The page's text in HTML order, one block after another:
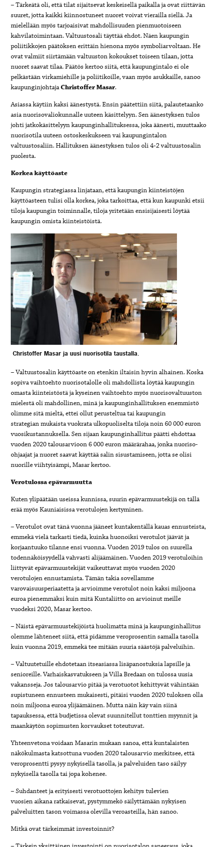
– Tärkeätä oli, että tilat sijaitsevat keskeisellä paikalla ja ovat riittävän
suuret, jotta kaikki kiinnostuneet nuoret voivat vierailla siellä. Ja
mielellään myös tarjoaisivat mahdollisuuden pienmuotoiseen
kahvilatoimintaan. Valtuustosali täyttää ehdot. Näen kaupungin
poliitikkojen päätöksen erittäin hienona myös symboliarvoltaan. He
ovat valmiit siirtämään valtuuston kokoukset toiseen tilaan, jotta
nuoret saavat tilaa. Päätös kertoo siitä, että kaupungintalo ei ole
pelkästään virkamiehille ja poliitikoille, vaan myös asukkaille, sanoo
kaupunginjohtajaChristoffer Masar.
Asiassa käytiin kaksi äänestystä. Ensin päätettiin siitä, palautetaanko
asia nuorisovaliokunnalle uuteen käsittelyyn. Sen äänestyksen tulos
johti jatkokäsittelyyn kaupunginhallituksessa, joka äänesti, muuttaako
nuorisotila uuteen ostoskeskukseen vai kaupungintalon
valtuustosaliin. Hallituksen äänestyksen tulos oli 4‑2 valtuustosalin
puolesta.
Korkea käyttöaste
Kaupungin strategiassa linjataan, että kaupungin kiinteistöjen
käyttöasteen tulisi olla korkea, joka tarkoittaa, että kun kaupunki etsii
tiloja kaupungin toiminnalle, tiloja yritetään ensisijaisesti löytää
kaupungin omista kiinteistöistä.
Christoffer Masar ja uusi nuorisotila taustalla.
– Valtuustosalin käyttöaste on etenkin iltaisin hyvin alhainen. Koska
sopiva vaihtoehto nuorisotalolle oli mahdollista löytää kaupungin
omasta kiinteistöstä ja kyseinen vaihtoehto myös nuorisovaltuuston
mielestä oli mahdollinen, minä ja kaupunginhallituksen enemmistö
olimme sitä mieltä, ettei ollut perusteltua tai kaupungin
strategian mukaista vuokrata ulkopuoliselta tiloja noin 60 000 euron
vuosikustannuksella. Sen sijaan kaupunginhallitus päätti ehdottaa
vuoden 2020 talousarvioon 6 000 euron määrärahaa, jonka nuoriso-
ohjaajat ja nuoret saavat käyttää salin sisustamiseen, jotta se olisi
nuorille viihtyisämpi, Masar kertoo.
Verotulossa epävarmuutta
Kuten ylipäätään useissa kunnissa, suurin epävarmuustekijä on tällä
erää myös Kauniaisissa verotulojen kertyminen.
– Verotulot ovat tänä vuonna jääneet kuntakentällä kauas ennusteista,
emmekä vielä tarkasti tiedä, kuinka huonoiksi verotulot jäävät ja
korjaantuuko tilanne ensi vuonna. Vuoden 2019 tulos on suurella
todennäköisyydellä vahvasti alijäämäinen. Vuoden 2019 verotuloihin
liittyvät epävarmuustekijät vaikeuttavat myös vuoden 2020
verotulojen ennustamista. Tämän takia sovellamme
varovaisuusperiaatetta ja arvioimme verotulot noin kaksi miljoona
euroa pienemmäksi kuin mitä Kuntaliitto on arvioinut meille
vuodeksi 2020, Masar kertoo.
– Näistä epävarmuustekijöistä huolimatta minä ja kaupunginhallitus
olemme lähteneet siitä, että pidämme veroprosentin samalla tasolla
kuin vuonna 2019, emmekä tee mitään suuria säästöjä palveluihin.
– Valtuutetuille ehdotetaan itseasiassa lisäpanostuksia lapsille ja
senioreille. Varhaiskasvatukseen ja Villa Bredaan on tulossa uusia
vakansseja. Jos talousarvio pitää ja verotuotot kehittyvät vähintään
supistuneen ennusteen mukaisesti, pitäisi vuoden 2020 tuloksen olla
noin miljoona euroa ylijäämäinen. Mutta näin käy vain siinä
tapauksessa, että budjetissa olevat suunnitellut tonttien myynnit ja
maankäytön sopimusten korvaukset toteutuvat.
Yhteenvetona voidaan Masarin mukaan sanoa, että kuntalaisten
näkökulmasta katsottuna vuoden 2020 talousarvio merkitsee, että
veroprosentti pysyy nykyisellä tasolla, ja palveluiden taso säilyy
nykyisellä tasolla tai jopa kohenee.
– Suhdanteet ja erityisesti verotuottojen kehitys tulevien
vuosien aikana ratkaisevat, pystymmekö säilyttämään nykyisen
palveluitten tason voimassa olevilla veroasteilla, hän sanoo.
Mitkä ovat tärkeimmät investoinnit?